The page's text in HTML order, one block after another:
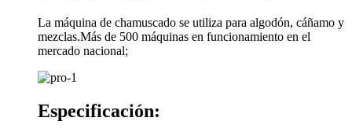
La máquina de chamuscado se utiliza para algodón, cáñamo y
mezclas.Más de 500 máquinas en funcionamiento en el
mercado nacional;
Especificación: